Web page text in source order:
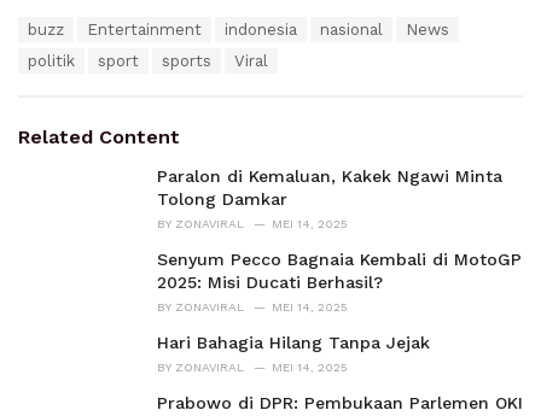
i
buzz Entertainment indonesia nasional
News
politik
sport sports Viral
Related Content
Paralon di Kemaluan, Kakek Ngawi Minta
Tolong Damkar
BY ZONAVIRAL MEI 14, 2025
Senyum Pecco Bagnaia Kembali di MotoGP
2025: Misi Ducati Berhasil?
BY ZONAVIRAL MEI 14, 2025
Hari Bahagia Hilang Tanpa Jejak
BY ZONAVIRAL MEI 14, 2025
Prabowo di DPR: Pembukaan Parlemen OKI